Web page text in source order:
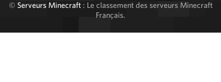
© Serveurs Minecraft: Le classement des serveurs Minecraft
Français.